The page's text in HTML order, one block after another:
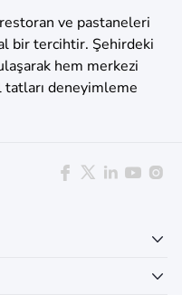
ve pastaneleri
bir tercihtir. Şehirdeki
hem merkezi
deneyimleme